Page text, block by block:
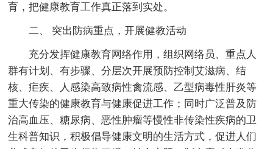
育，把健康教育工作真正落到实处。
二、 突出防病重点，开展健教活动
充分发挥健康教育网络作用，组织网络员、重点人
群有计划、有步骤、分层次开展预防控制艾滋病、结
核、疟疾、人感染高致病性禽流感、乙型病毒性肝炎等
重大传染的健康教育与健康促进工作；同时广泛普及防
治高血压、糖尿病、恶性肿瘤等慢性非传染性疾病的卫
生科普知识，积极倡导健康文明的生活方式，促进人们